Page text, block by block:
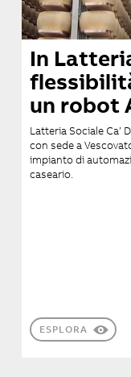
In
un robot
Latteria Sociale Ca’
con sede a
impianto di
caseario.
ESPLORA